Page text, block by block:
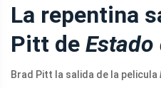
La repentina
Pitt de
Brad Pitt la salida de la pelicula